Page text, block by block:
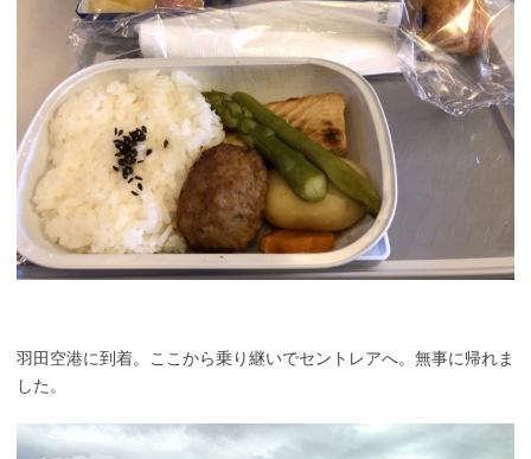
羽田空港に到着。ここから乗り継いでセントレアへ。無事に帰れま
した。